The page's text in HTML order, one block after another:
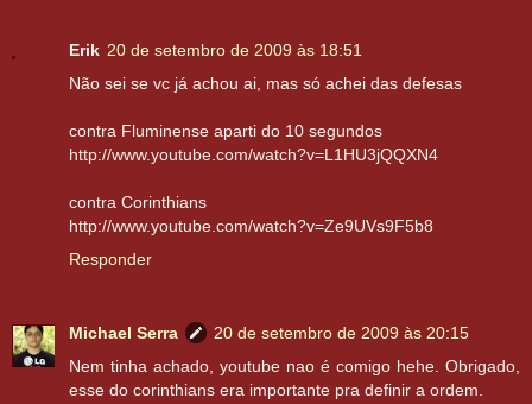
Erik 20 de setembro de 2009 às 18:51
Não sei se vc já achou ai, mas só achei das defesas
contra Fluminense aparti do 10 segundos
http://www.youtube.com/watch?v=L1HU3jQQXN4
contra Corinthians
http://www.youtube.com/watch?v=Ze9UVs9F5b8
Responder
Michael Serra
20 de setembro de 2009 às 20:15
Nem tinha achado, youtube nao é comigo hehe. Obrigado,
esse do corinthians era importante pra definir a ordem.